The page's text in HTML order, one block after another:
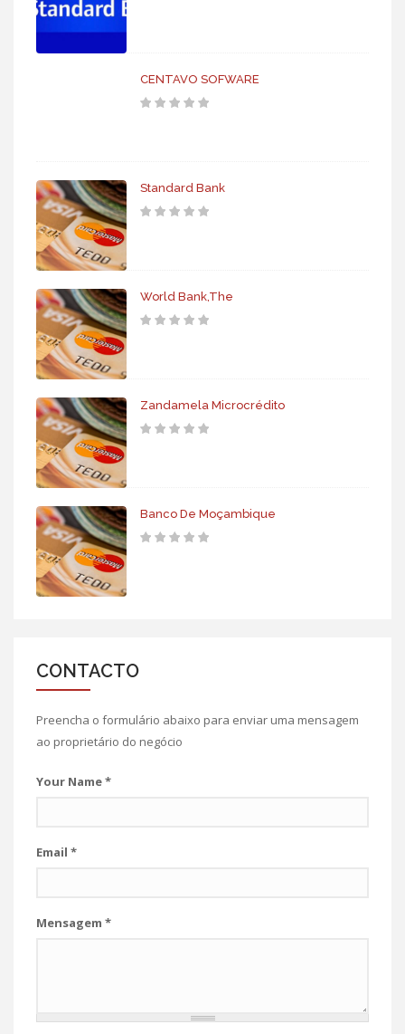
CENTAVO SOFWARE
Standard Bank
World Bank,The
Zandamela Microcrédito
Banco De Moçambique
CONTACTO
Preencha o formulário abaixo para enviar uma mensagem
ao proprietário do negócio
Your Name*
Email *
Mensagem *